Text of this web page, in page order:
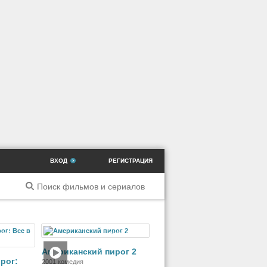
ВХОД РЕГИСТРАЦИЯ
Фильм
Американский пирог 2
2001 комедия